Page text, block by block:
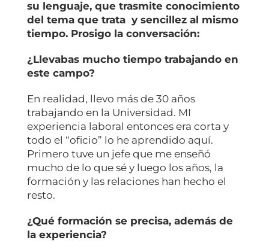
su lenguaje, que trasmite conocimiento
del tema que trata y sencillez al mismo
tiempo. Prosigo la conversación:
¿Llevabas mucho tiempo trabajando en
este campo?
En realidad, llevo más de 30 años
trabajando en la Universidad. MI
experiencia laboral entonces era corta y
todo el “oficio” lo he aprendido aquí.
Primero tuve un jefe que me enseñó
mucho de lo que sé y luego los años, la
formación y las relaciones han hecho el
resto.
¿Qué formación se precisa, además de
la experiencia?